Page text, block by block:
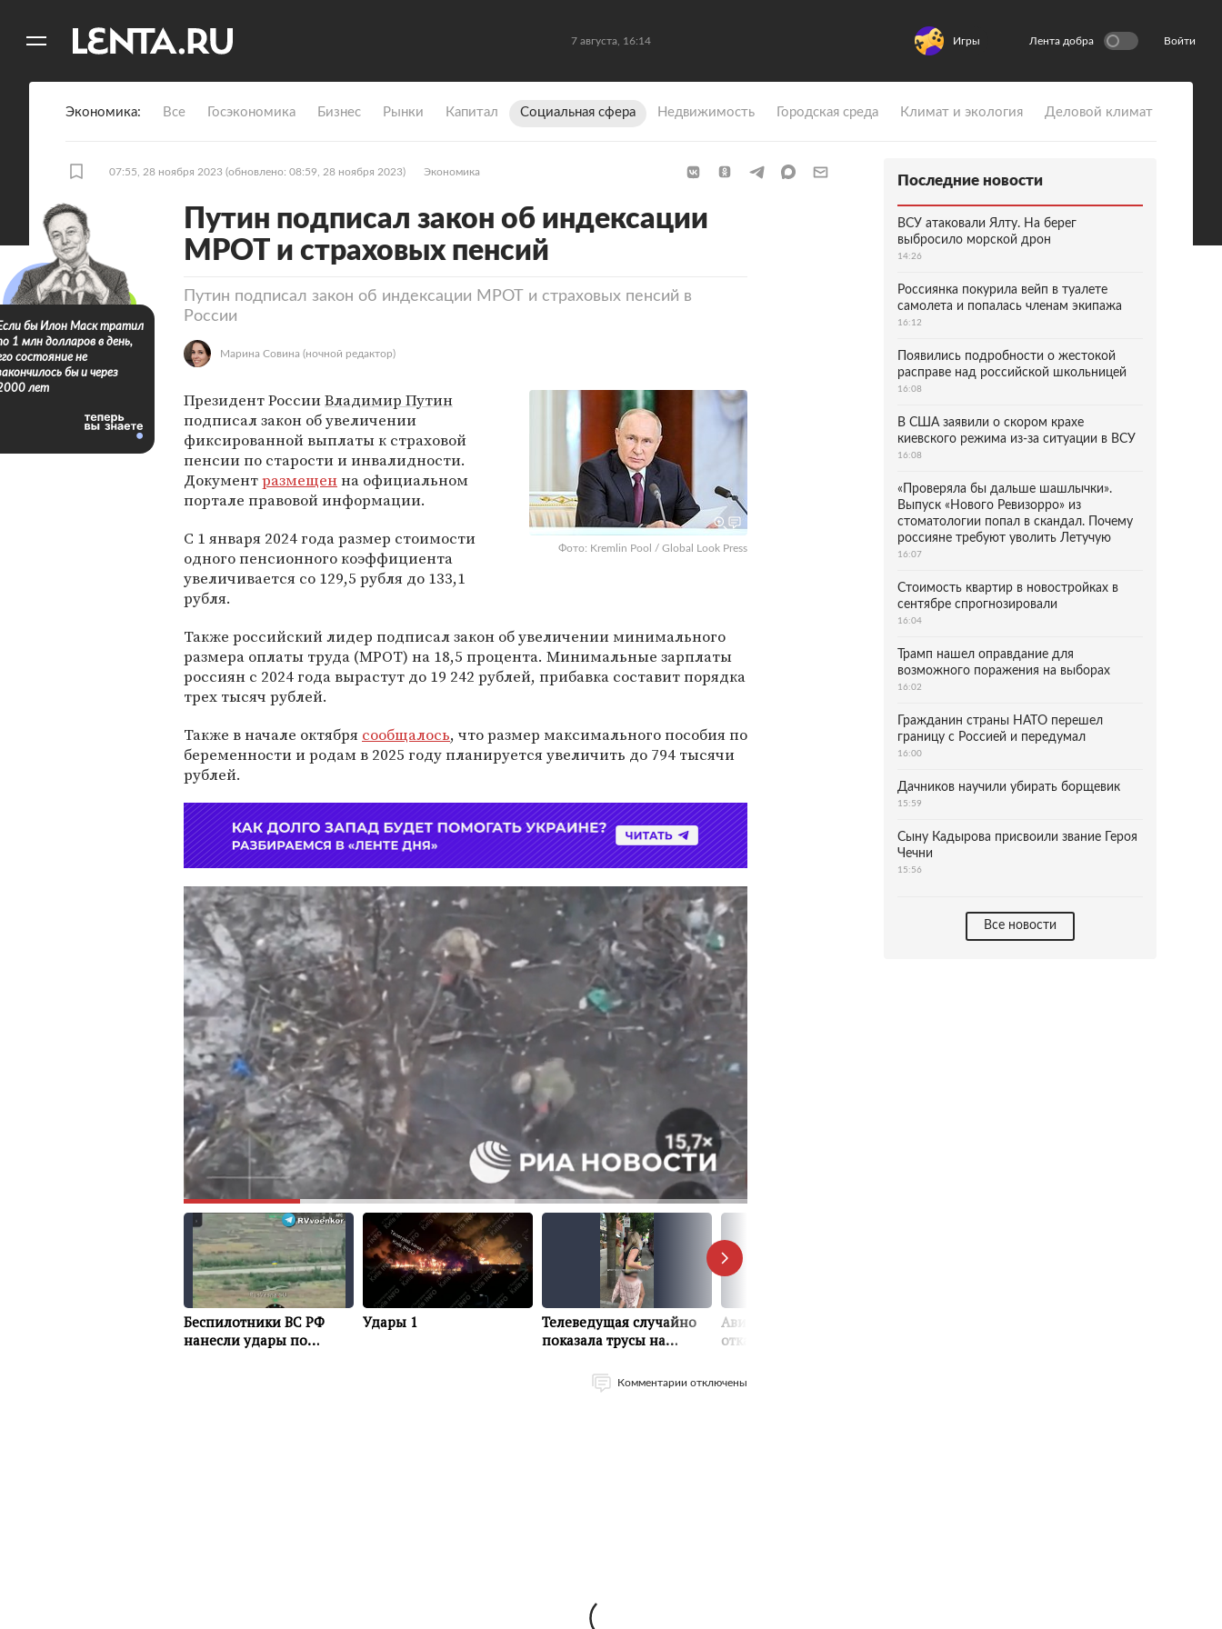
7 августа, 16:14 Игры Лента добра Войти
Экономика Все Госэкономика Бизнес Рынки Капитал Социальная сфера Недвижимость Городская среда Климат и экология Деловой климат
07:55, 28 ноября 2023 (обновлено: 08:59, 28 ноября 2023) Экономика
Путин подписал закон об индексации
МРОТ и страховых пенсий
Путин подписал закон об индексации МРОТ и страховых пенсий в
России
Марина Совина (ночной редактор)
Фото: Kremlin Pool / Global Look Press
Президент РоссииВладимир Путин
подписал закон об увеличении
фиксированной выплаты к страховой
пенсии по старости и инвалидности.
Документразмещенна официальном
портале правовой информации.
С 1 января 2024 года размер стоимости
одного пенсионного коэффициента
увеличивается со 129,5 рубля до 133,1
рубля.
Также российский лидер подписал закон об увеличении минимального
размера оплаты труда (МРОТ) на 18,5 процента. Минимальные зарплаты
россиян с 2024 года вырастут до 19 242 рублей, прибавка составит порядка
трех тысяч рублей.
Также в начале октября сообщалось, что размер максимального пособия по
беременности и родам в 2025 году планируется увеличить до 794 тысячи
рублей.
Комментарии отключены
бы Илон Маск тратил
1 млн долларов в день,
состояние не
бы и через
лет
Последние новости
ВСУ атаковали Ялту. На берег
выбросило морской дрон
14:26
Россиянка покурила вейп в туалете
самолета и попалась членам экипажа
16:12
Появились подробности о жестокой
расправе над российской школьницей
16:08
В США заявили о скором крахе
киевского режима из-за ситуации в ВСУ
16:08
«Проверяла бы дальше шашлычки».
Выпуск «Нового Ревизорро» из
стоматологии попал в скандал. Почему
россияне требуют уволить Летучую
16:07
Стоимость квартир в новостройках в
сентябре спрогнозировали
16:04
Трамп нашел оправдание для
возможного поражения на выборах
16:02
Гражданин страны НАТО перешел
границу с Россией и передумал
16:00
Дачников научили убирать борщевик
15:59
Сыну Кадырова присвоили звание Героя
Чечни
15:56
Все новости